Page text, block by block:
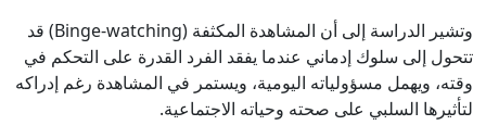
وتشير الدراسة إلى أن المشاهدة المكثفة (Binge-watching) قد
تتحول إلى سلوك إدماني عندما يفقد الفرد القدرة على التحكم في
وقته، ويهمل مسؤولياته اليومية، ويستمر في المشاهدة رغم إدراكه
لتأثيرها السلبي على صحته وحياته الاجتماعية.